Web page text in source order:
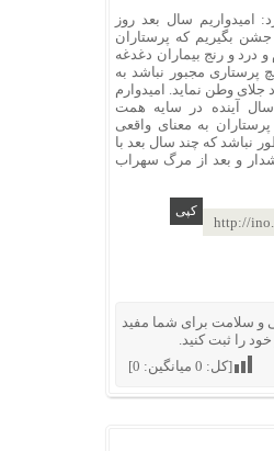
امیدواریم سال بعد روز
بگیریم که پرستاران
و رنج بیماران دغدغه
پرستاری مجبور نباشد به
وطن نماید. امیدوارم
آینده در سایه همت
به معنای واقعی
نباشد که چند سال بعد با
و بعد از مرگ سهراب
http://
و سلامت برای شما مفید
خود را ثبت کنید.
[کل: 0میانگین: 0
]